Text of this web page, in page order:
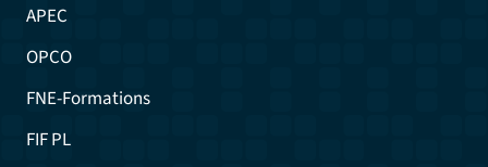
APEC
OPCO
FNE-Formations
FIF PL